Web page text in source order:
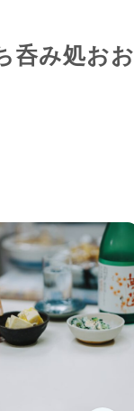
呑み処おお